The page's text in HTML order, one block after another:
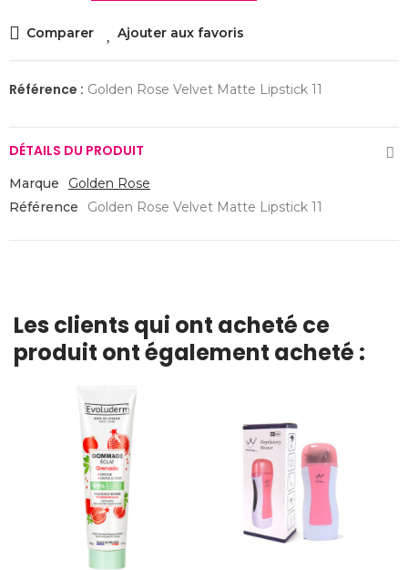
Comparer Ajouter aux favoris
Référence : Golden Rose Velvet Matte Lipstick 11
DÉTAILS DU PRODUIT
Marque
Golden Rose
Référence
Golden Rose Velvet Matte Lipstick 11
Les clients qui ont acheté ce
produit ont également acheté :